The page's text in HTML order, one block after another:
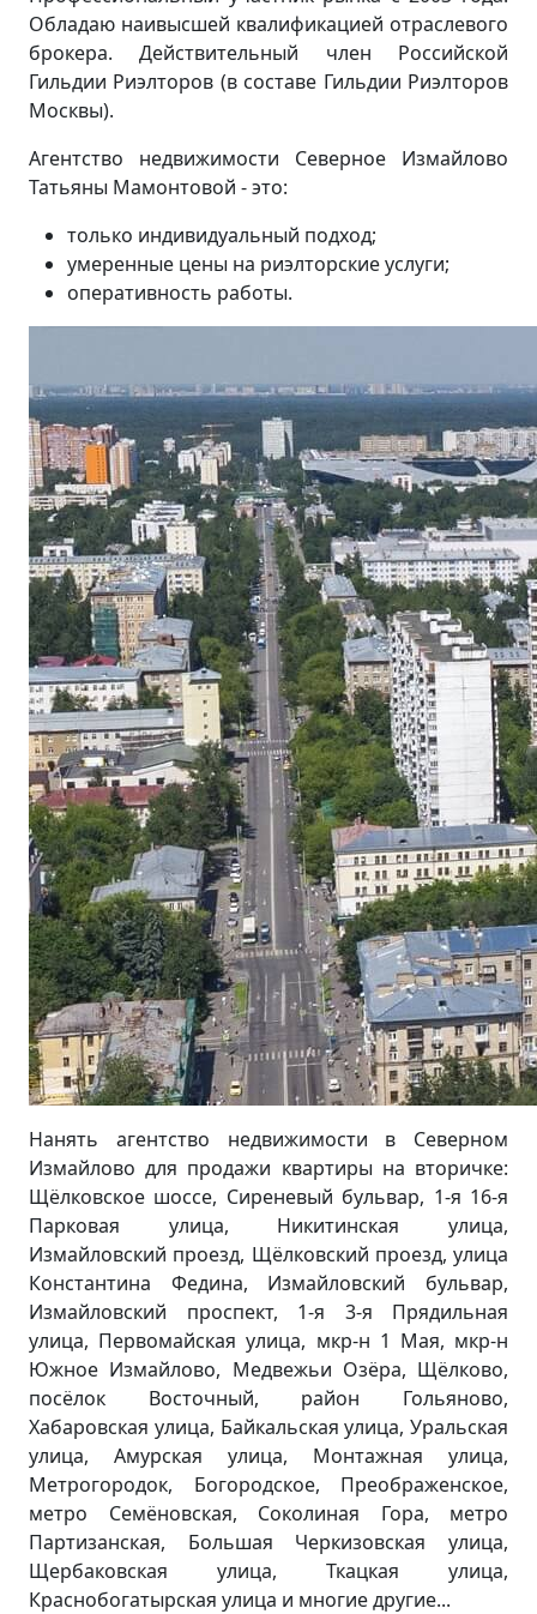
Обладаю наивысшей квалификацией отраслевого
брокера. Действительный член Российской
Гильдии Риэлторов (в составе Гильдии Риэлторов
Москвы).
Агентство недвижимости Северное Измайлово
Татьяны Мамонтовой - это:
только индивидуальный подход;
умеренные цены на риэлторские услуги;
оперативность работы.
Нанять агентство недвижимости в Северном
Измайлово для продажи квартиры на вторичке:
Щёлковское шоссе, Сиреневый бульвар, 1-я 16-я
Парковая улица, Никитинская улица,
Измайловский проезд, Щёлковский проезд, улица
Константина Федина, Измайловский бульвар,
Измайловский проспект, 1-я 3-я Прядильная
улица, Первомайская улица, мкр-н 1 Мая, мкр-н
Южное Измайлово, Медвежьи Озёра, Щёлково,
посёлок Восточный, район Гольяново,
Хабаровская улица, Байкальская улица, Уральская
улица, Амурская улица, Монтажная улица,
Метрогородок, Богородское, Преображенское,
метро Семёновская, Соколиная Гора, метро
Партизанская, Большая Черкизовская улица,
Щербаковская улица, Ткацкая улица,
Краснобогатырская улица и многие другие...